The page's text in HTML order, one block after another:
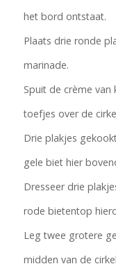
het bord ontstaat.
Plaats drie ronde
marinade.
Spuit de crème
toefjes over de
Drie plakjes
gele biet hier
Dresseer drie
rode bietentop
Leg twee grotere
midden van de